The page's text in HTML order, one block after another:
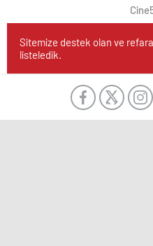
Sitemize destek olan ve
listeledik.